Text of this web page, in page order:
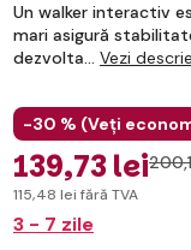
Un walker interactiv
mari asigură
dezvolta… Vezi
-30 % (Veți
139,73 lei200
115,48 lei fără TVA
3 - 7 zile